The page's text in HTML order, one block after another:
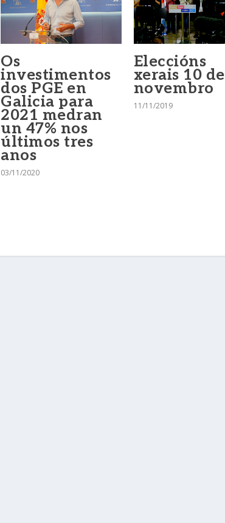
Os
investimentos
dos PGE en
Galicia para
2021 medran
un 47% nos
últimos tres
anos
03/11/2020
Eleccións
xerais 10 de
novembro
11/11/2019